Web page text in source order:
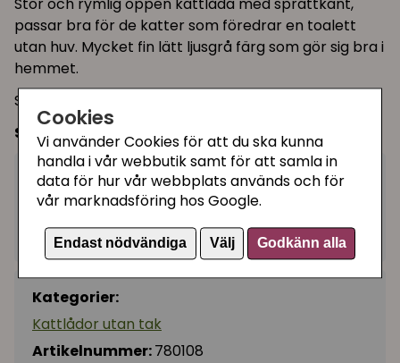
Cookies
Vi använder Cookies för att du ska kunna
handla i vår webbutik samt för att samla in
data för hur vår webbplats används och för
vår marknadsföring hos Google.
Endast nödvändiga Välj Godkänn alla
Stor och rymlig öppen kattlåda med sprättkant,
passar bra för de katter som föredrar en toalett
utan huv. Mycket fin lätt ljusgrå färg som gör sig bra i
hemmet.
Storleken passar en vuxen katt.
Storlek:
50 x 38 x 14 cm
149 kr − + Köp
I lager, leveranstid 1-3 vardagar
Kategorier:
Kattlådor utan tak
Artikelnummer:780108